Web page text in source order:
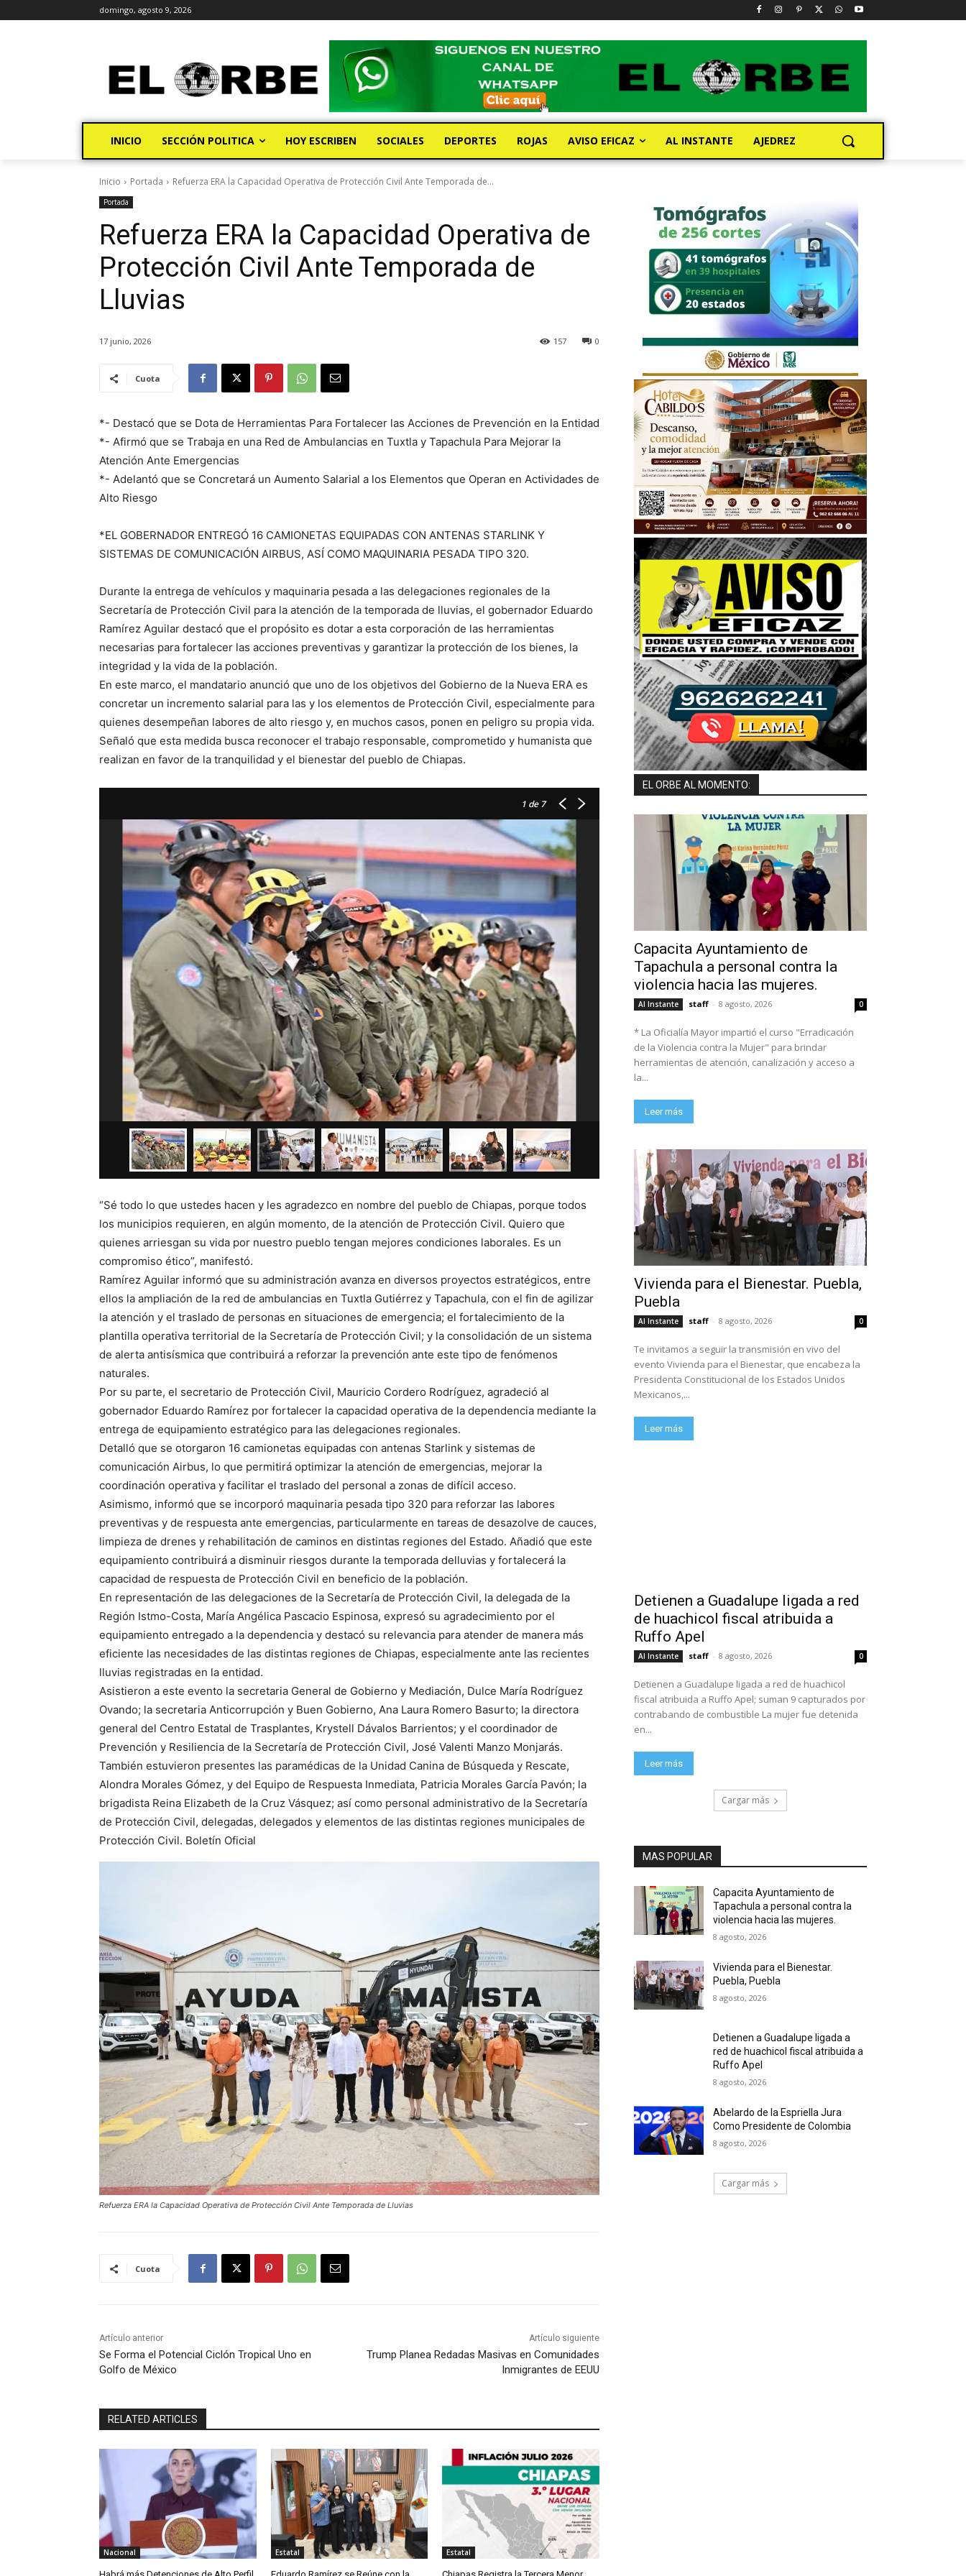
domingo, agosto 9, 2026
INICIO SECCIÓN POLITICA HOY ESCRIBEN SOCIALES DEPORTES ROJAS AVISO EFICAZ AL INSTANTE AJEDREZ
Inicio Portada Refuerza ERA la Capacidad Operativa de Protección Civil Ante Temporada de...
Portada
Refuerza ERA la Capacidad Operativa de
Protección Civil Ante Temporada de
Lluvias
17 junio, 2026 0
157
Cuota
*- Destacó que se Dota de Herramientas Para Fortalecer las Acciones de Prevención en la Entidad
*- Afirmó que se Trabaja en una Red de Ambulancias en Tuxtla y Tapachula Para Mejorar la
Atención Ante Emergencias
*- Adelantó que se Concretará un Aumento Salarial a los Elementos que Operan en Actividades de
Alto Riesgo
*EL GOBERNADOR ENTREGÓ 16 CAMIONETAS EQUIPADAS CON ANTENAS STARLINK Y
SISTEMAS DE COMUNICACIÓN AIRBUS, ASÍ COMO MAQUINARIA PESADA TIPO 320.
Durante la entrega de vehículos y maquinaria pesada a las delegaciones regionales de la
Secretaría de Protección Civil para la atención de la temporada de lluvias, el gobernador Eduardo
Ramírez Aguilar destacó que el propósito es dotar a esta corporación de las herramientas
necesarias para fortalecer las acciones preventivas y garantizar la protección de los bienes, la
integridad y la vida de la población.
En este marco, el mandatario anunció que uno de los objetivos del Gobierno de la Nueva ERA es
concretar un incremento salarial para las y los elementos de Protección Civil, especialmente para
quienes desempeñan labores de alto riesgo y, en muchos casos, ponen en peligro su propia vida.
Señaló que esta medida busca reconocer el trabajo responsable, comprometido y humanista que
realizan en favor de la tranquilidad y el bienestar del pueblo de Chiapas.
1 de 7
“Sé todo lo que ustedes hacen y les agradezco en nombre del pueblo de Chiapas, porque todos
los municipios requieren, en algún momento, de la atención de Protección Civil. Quiero que
quienes arriesgan su vida por nuestro pueblo tengan mejores condiciones laborales. Es un
compromiso ético”, manifestó.
Ramírez Aguilar informó que su administración avanza en diversos proyectos estratégicos, entre
ellos la ampliación de la red de ambulancias en Tuxtla Gutiérrez y Tapachula, con el fin de agilizar
la atención y el traslado de personas en situaciones de emergencia; el fortalecimiento de la
plantilla operativa territorial de la Secretaría de Protección Civil; y la consolidación de un sistema
de alerta antisísmica que contribuirá a reforzar la prevención ante este tipo de fenómenos
naturales.
Por su parte, el secretario de Protección Civil, Mauricio Cordero Rodríguez, agradeció al
gobernador Eduardo Ramírez por fortalecer la capacidad operativa de la dependencia mediante la
entrega de equipamiento estratégico para las delegaciones regionales.
Detalló que se otorgaron 16 camionetas equipadas con antenas Starlink y sistemas de
comunicación Airbus, lo que permitirá optimizar la atención de emergencias, mejorar la
coordinación operativa y facilitar el traslado del personal a zonas de difícil acceso.
Asimismo, informó que se incorporó maquinaria pesada tipo 320 para reforzar las labores
preventivas y de respuesta ante emergencias, particularmente en tareas de desazolve de cauces,
limpieza de drenes y rehabilitación de caminos en distintas regiones del Estado. Añadió que este
equipamiento contribuirá a disminuir riesgos durante la temporada delluvias y fortalecerá la
capacidad de respuesta de Protección Civil en beneficio de la población.
En representación de las delegaciones de la Secretaría de Protección Civil, la delegada de la
Región Istmo-Costa, María Angélica Pascacio Espinosa, expresó su agradecimiento por el
equipamiento entregado a la dependencia y destacó su relevancia para atender de manera más
eficiente las necesidades de las distintas regiones de Chiapas, especialmente ante las recientes
lluvias registradas en la entidad.
Asistieron a este evento la secretaria General de Gobierno y Mediación, Dulce María Rodríguez
Ovando; la secretaria Anticorrupción y Buen Gobierno, Ana Laura Romero Basurto; la directora
general del Centro Estatal de Trasplantes, Krystell Dávalos Barrientos; y el coordinador de
Prevención y Resiliencia de la Secretaría de Protección Civil, José Valenti Manzo Monjarás.
También estuvieron presentes las paramédicas de la Unidad Canina de Búsqueda y Rescate,
Alondra Morales Gómez, y del Equipo de Respuesta Inmediata, Patricia Morales García Pavón; la
brigadista Reina Elizabeth de la Cruz Vásquez; así como personal administrativo de la Secretaría
de Protección Civil, delegadas, delegados y elementos de las distintas regiones municipales de
Protección Civil. Boletín Oficial
Refuerza ERA la Capacidad Operativa de Protección Civil Ante Temporada de Lluvias
Cuota
Artículo anterior
Se Forma el Potencial Ciclón Tropical Uno en
Golfo de México
Artículo siguiente
Trump Planea Redadas Masivas en Comunidades
Inmigrantes de EEUU
RELATED ARTICLES
Nacional Estatal Estatal
EL ORBE AL MOMENTO:
Capacita Ayuntamiento de
Tapachula a personal contra la
violencia hacia las mujeres.
Al Instante staff - 8 agosto, 2026 0
* La Oficialía Mayor impartió el curso "Erradicación
de la Violencia contra la Mujer" para brindar
herramientas de atención, canalización y acceso a
la...
Leer más
Vivienda para el Bienestar. Puebla,
Puebla
Al Instante staff - 8 agosto, 2026 0
Te invitamos a seguir la transmisión en vivo del
evento Vivienda para el Bienestar, que encabeza la
Presidenta Constitucional de los Estados Unidos
Mexicanos,...
Leer más
Detienen a Guadalupe ligada a red
de huachicol fiscal atribuida a
Ruffo Apel
Al Instante staff - 8 agosto, 2026 0
Detienen a Guadalupe ligada a red de huachicol
fiscal atribuida a Ruffo Apel; suman 9 capturados por
contrabando de combustible La mujer fue detenida
en...
Leer más
Cargar más
MAS POPULAR
Capacita Ayuntamiento de
Tapachula a personal contra la
violencia hacia las mujeres.
8 agosto, 2026
Vivienda para el Bienestar.
Puebla, Puebla
8 agosto, 2026
Detienen a Guadalupe ligada a
red de huachicol fiscal atribuida a
Ruffo Apel
8 agosto, 2026
Abelardo de la Espriella Jura
Como Presidente de Colombia
8 agosto, 2026
Cargar más